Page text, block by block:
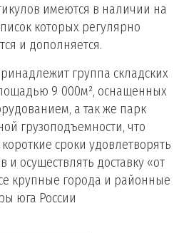
имеются в наличии на
которых регулярно
и дополняется.
группа складских
9 000м², оснащенных
а так же парк
грузоподъемности, что
сроки удовлетворять
и осуществлять доставку «от
крупные города и районные
юга России